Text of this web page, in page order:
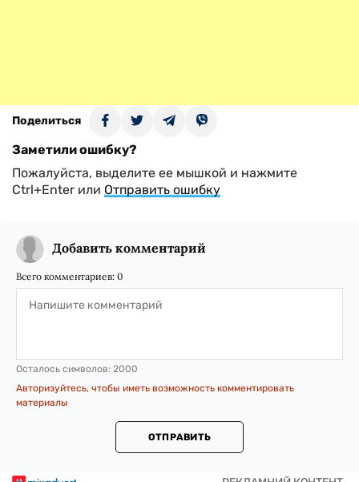
Поделиться
Заметили ошибку?
Пожалуйста, выделите ее мышкой и нажмите
Ctrl+Enter или Отправить ошибку
Добавить комментарий
Всего комментариев: 0
Осталось символов: 2000
Авторизуйтесь, чтобы иметь возможность комментировать
материалы
ОТПРАВИТЬ